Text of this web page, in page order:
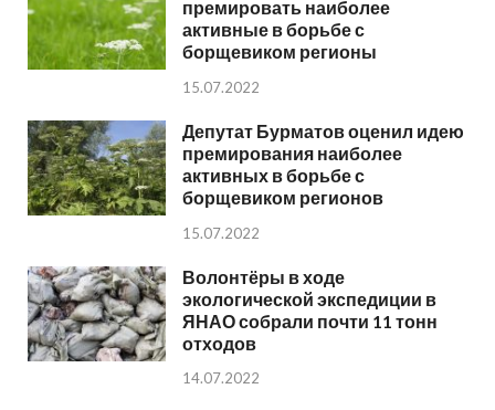
премировать наиболее
активные в борьбе с
борщевиком регионы
15.07.2022
Депутат Бурматов оценил идею
премирования наиболее
активных в борьбе с
борщевиком регионов
15.07.2022
Волонтёры в ходе
экологической экспедиции в
ЯНАО собрали почти 11 тонн
отходов
14.07.2022